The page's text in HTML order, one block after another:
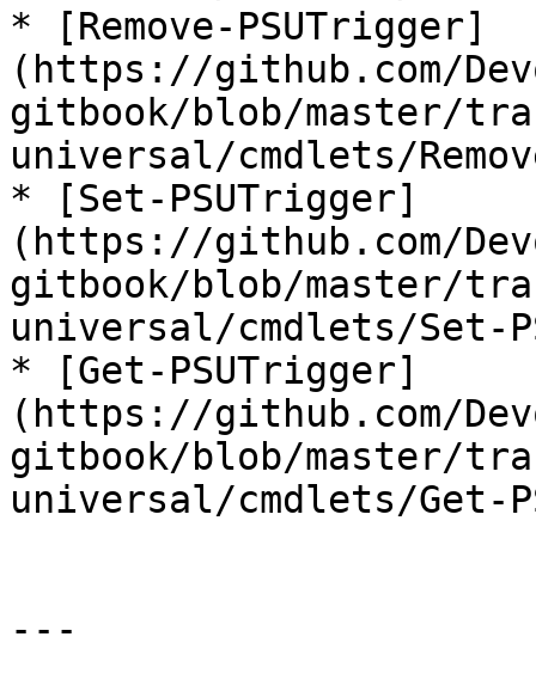
* [Remove-PSUTrigger]
(https://github.com/
gitbook/blob/master/
universal/cmdlets/
* [Set-PSUTrigger]
(https://github.com/
gitbook/blob/master/
universal/cmdlets/Set-
* [Get-PSUTrigger]
(https://github.com/
gitbook/blob/master/
universal/cmdlets/Get-
---